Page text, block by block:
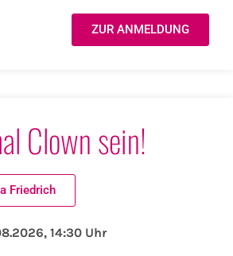
ZUR ANMELDUNG
Clown sein!
Friedrich
14:30 Uhr